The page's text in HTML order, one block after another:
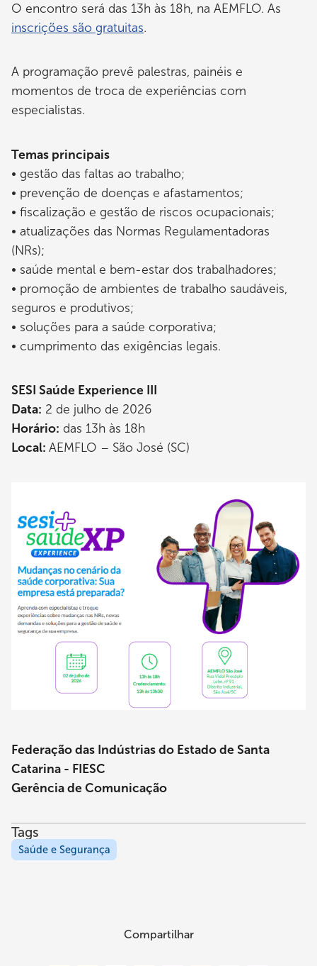
O encontro será das 13h às 18h, na AEMFLO. As
inscrições são gratuitas.
A programação prevê palestras, painéis e
momentos de troca de experiências com
especialistas.
Temas principais
• gestão das faltas ao trabalho;
• prevenção de doenças e afastamentos;
• fiscalização e gestão de riscos ocupacionais;
• atualizações das Normas Regulamentadoras
(NRs);
• saúde mental e bem-estar dos trabalhadores;
• promoção de ambientes de trabalho saudáveis,
seguros e produtivos;
• soluções para a saúde corporativa;
• cumprimento das exigências legais.
SESI Saúde Experience III
Data: 2 de julho de 2026
Horário: das 13h às 18h
Local: AEMFLO – São José (SC)
Federação das Indústrias do Estado de Santa
Catarina - FIESC
Gerência de Comunicação
Tags
Saúde e Segurança
Compartilhar